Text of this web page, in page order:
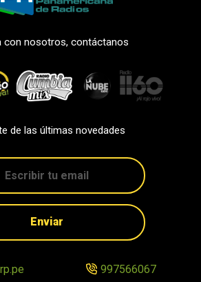
con nosotros, contáctanos
de las últimas novedades
Enviar
997566067